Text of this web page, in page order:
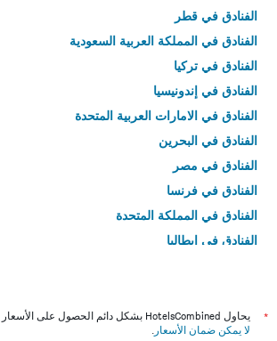
الفنادق في قطر
الفنادق في المملكة العربية السعودية
الفنادق في تركيا
الفنادق في إندونيسيا
الفنادق في الامارات العربية المتحدة
الفنادق في البحرين
الفنادق في مصر
الفنادق في فرنسا
الفنادق في المملكة المتحدة
الفنادق في إيطاليا
*
يحاول HotelsCombined بشكل دائم الحصول على الأسعار الدقيقة، ولكن
لا يمكن ضمان الأسعار .